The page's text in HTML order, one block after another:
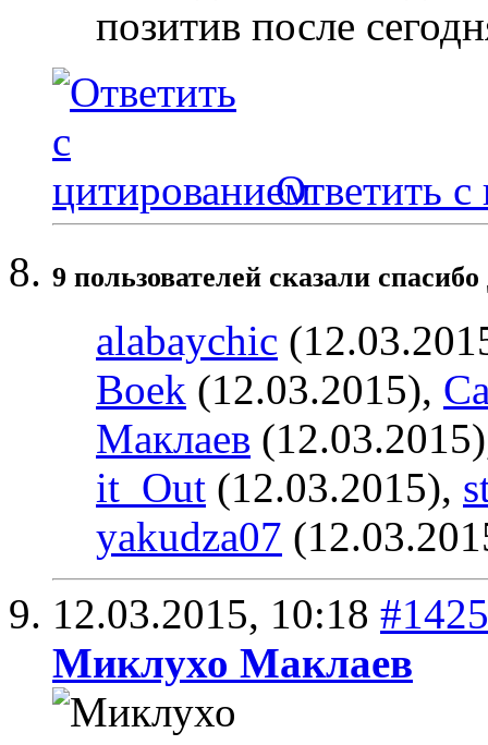
позитив после
Ответить с
9 пользователей сказали
alabaychic
Boek (12.03.2015),
Маклаев
it_Out (12.03.2015),
yakudza07
12.03.2015, 10:18 #1425
Миклухо Маклаев